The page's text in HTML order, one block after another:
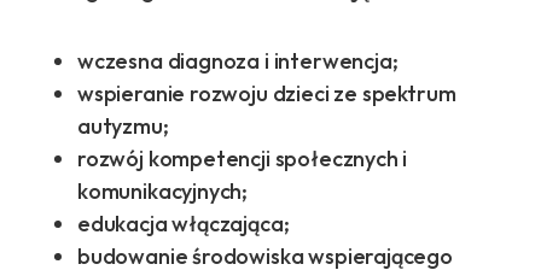
wczesna diagnoza i interwencja;
wspieranie rozwoju dzieci ze spektrum
autyzmu;
rozwój kompetencji społecznych i
komunikacyjnych;
edukacja włączająca;
budowanie środowiska wspierającego